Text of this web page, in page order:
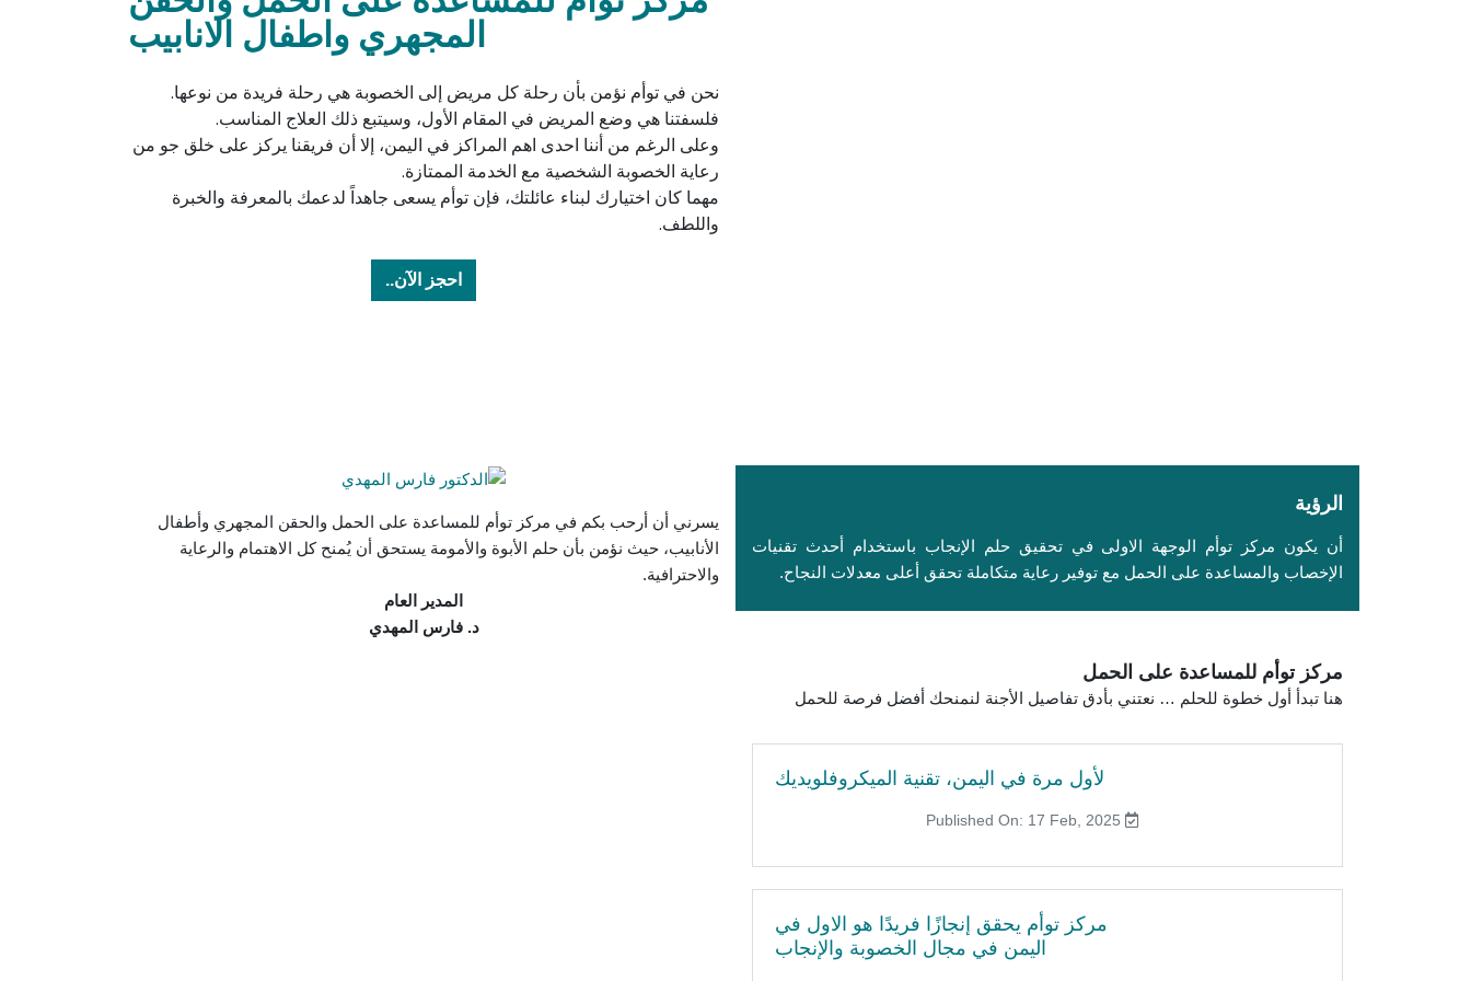
المجهري واطفال الانابيب
نحن في توأم نؤمن بأن رحلة كل مريض إلى الخصوبة هي رحلة فريدة من نوعها.
فلسفتنا هي وضع المريض في المقام الأول، وسيتبع ذلك العلاج المناسب.
وعلى الرغم من أننا احدى اهم المراكز في اليمن، إلا أن فريقنا يركز على خلق جو من
رعاية الخصوبة الشخصية مع الخدمة الممتازة.
مهما كان اختيارك لبناء عائلتك، فإن توأم يسعى جاهداً لدعمك بالمعرفة والخبرة
واللطف.
احجز الآن..
الرؤية
أن يكون مركز توأم الوجهة الاولى في تحقيق حلم الإنجاب باستخدام أحدث تقنيات
الإخصاب والمساعدة على الحمل مع توفير رعاية متكاملة تحقق أعلى معدلات النجاح.
مركز توأم للمساعدة على الحمل
هنا تبدأ أول خطوة للحلم … نعتني بأدق تفاصيل الأجنة لنمنحك أفضل فرصة للحمل
لأول مرة في اليمن، تقنية الميكروفلويديك
مركز توأم يحقق إنجازًا فريدًا هو الاول في
اليمن في مجال الخصوبة والإنجاب
يسرني أن أرحب بكم في مركز توأم للمساعدة على الحمل والحقن المجهري وأطفال
الأنابيب، حيث نؤمن بأن حلم الأبوة والأمومة يستحق أن يُمنح كل الاهتمام والرعاية
والاحترافية.
المدير العام
د. فارس المهدي